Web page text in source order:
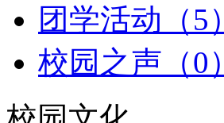
团学活动（5）
校园之声（0）